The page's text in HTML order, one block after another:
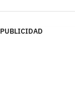
PUBLICIDAD